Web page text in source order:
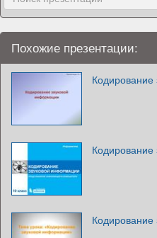
Похожие презентации: